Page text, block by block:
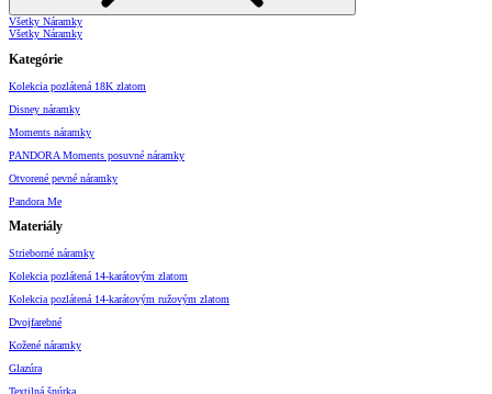
Všetky Náramky
Všetky Náramky
Kategórie
Kolekcia pozlátená 18K zlatom
Disney náramky
Moments náramky
PANDORA Moments posuvné náramky
Otvorené pevné náramky
Pandora Me
Materiály
Strieborné náramky
Kolekcia pozlátená 14-karátovým zlatom
Kolekcia pozlátená 14-karátovým ružovým zlatom
Dvojfarebné
Kožené náramky
Glazúra
Textilná šnúrka